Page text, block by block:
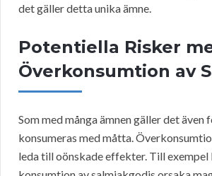
det gäller detta unika ämne.
Potentiella Risker
Överkonsumtion av
Som med många ämnen gäller det även
konsumeras med måtta.
leda till oönskade effekter. Till exempel